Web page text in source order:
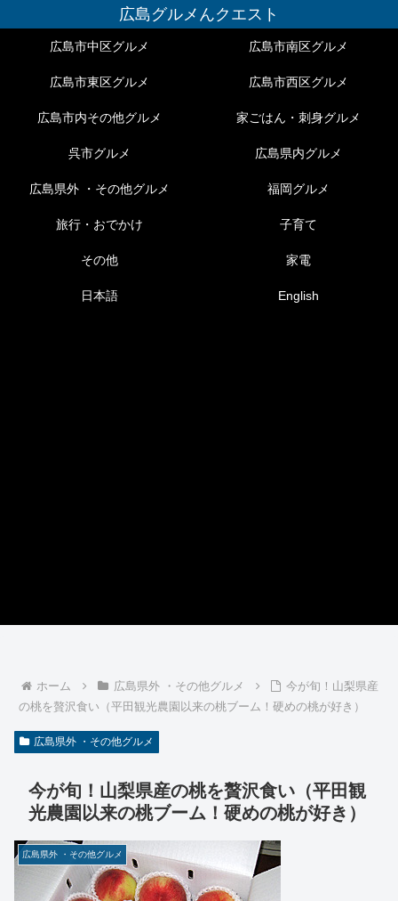
広島グルメんクエスト
広島市中区グルメ 広島市南区グルメ
広島市東区グルメ 広島市西区グルメ
広島市内その他グルメ 家ごはん・刺身グルメ
呉市グルメ 広島県内グルメ
広島県外 ・その他グルメ 福岡グルメ
旅行・おでかけ 子育て
その他 家電
日本語 English
ホーム 広島県外 ・その他グルメ
今が旬！山梨県産
の桃を贅沢食い（平田観光農園以来の桃ブーム！硬めの桃が好き）
広島県外 ・その他グルメ
今が旬！山梨県産の桃を贅沢食い（平田観
光農園以来の桃ブーム！硬めの桃が好き）
広島県外 ・その他グルメ